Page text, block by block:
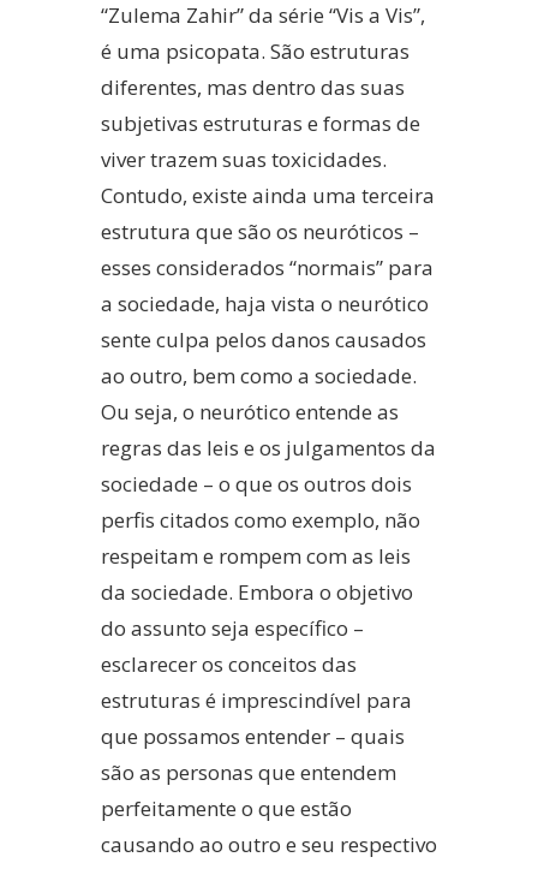
“Zulema Zahir” da série “Vis a Vis”,
é uma psicopata. São estruturas
diferentes, mas dentro das suas
subjetivas estruturas e formas de
viver trazem suas toxicidades.
Contudo, existe ainda uma terceira
estrutura que são os neuróticos –
esses considerados “normais” para
a sociedade, haja vista o neurótico
sente culpa pelos danos causados
ao outro, bem como a sociedade.
Ou seja, o neurótico entende as
regras das leis e os julgamentos da
sociedade – o que os outros dois
perfis citados como exemplo, não
respeitam e rompem com as leis
da sociedade. Embora o objetivo
do assunto seja específico –
esclarecer os conceitos das
estruturas é imprescindível para
que possamos entender – quais
são as personas que entendem
perfeitamente o que estão
causando ao outro e seu respectivo